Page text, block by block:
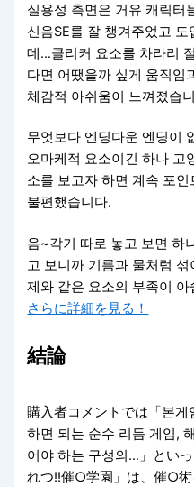
실용성 측면은 거유 캐릭터
신음SE를 잘 챙겨주었고
데…클리커 요소를 차라리
다면 어땠을까 싶게 움직임
체감적 아쉬움이 느껴졌습
무엇보다 엔딩다운 엔딩이
오마케적 요소이긴 하나 고
소를 보고자 하면 계속 포인
불편했습니다.
음~각기 따로 놓고 보면 하
고 보니까 기름과 물처럼
제와 같은 요소의 부족이 아
さらに詳細を見る！
結論
購入者コメントでは「본
하면 되는 순수 리듬 게임,
어야 하는 구성의…」とい
れつ!!催○学園」は、催○